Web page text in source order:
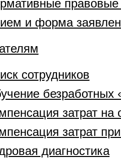
правовые
и форма
сотрудников
безработных
затрат на
затрат
диагностика